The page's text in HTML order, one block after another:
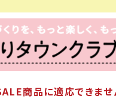
商品に適応できませ